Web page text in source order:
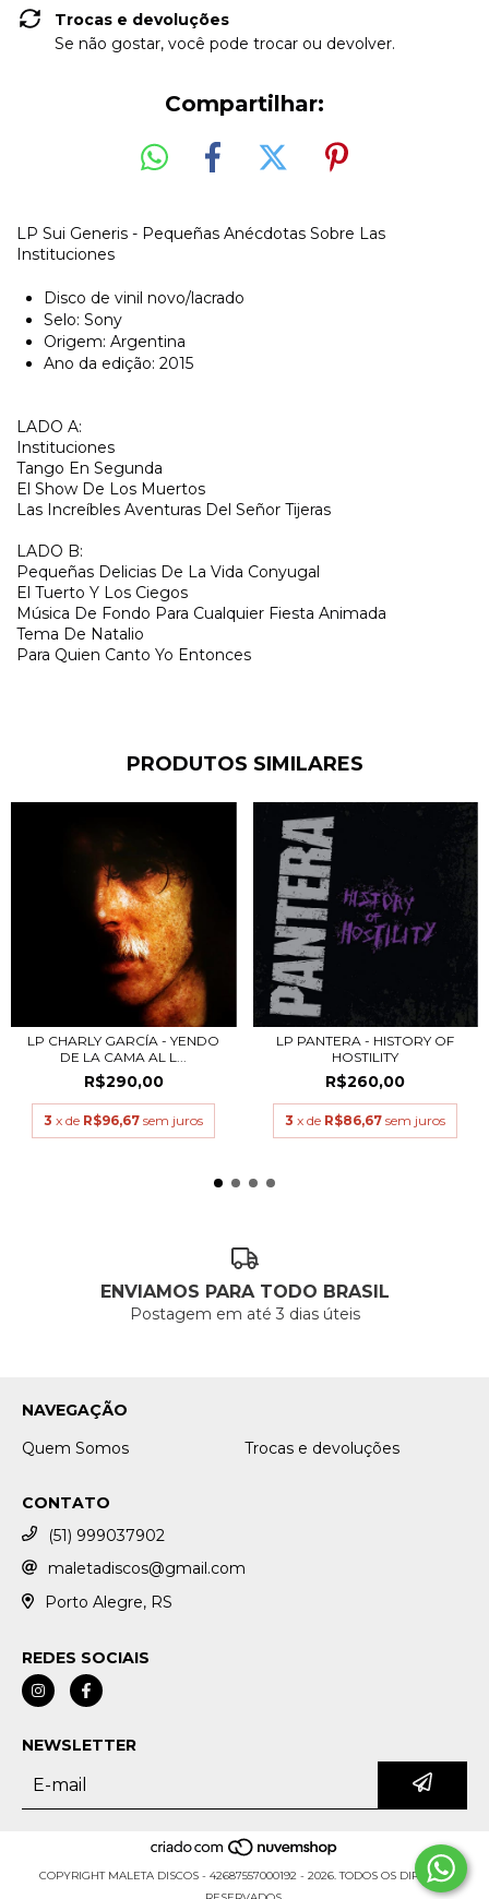
Trocas e devoluções
Se não gostar, você pode trocar ou devolver.
Compartilhar:
LP Sui Generis - Pequeñas Anécdotas Sobre Las
Instituciones
Disco de vinil novo/lacrado
Selo: Sony
Origem: Argentina
Ano da edição: 2015
LADO A:
Instituciones
Tango En Segunda
El Show De Los Muertos
Las Increíbles Aventuras Del Señor Tijeras
LADO B:
Pequeñas Delicias De La Vida Conyugal
El Tuerto Y Los Ciegos
Música De Fondo Para Cualquier Fiesta Animada
Tema De Natalio
Para Quien Canto Yo Entonces
PRODUTOS SIMILARES
LP CHARLY GARCÍA - YENDO
DE LA CAMA AL L...
R$290,00
3 x de R$96,67 sem juros
LP PANTERA - HISTORY OF
HOSTILITY
R$260,00
3 x de R$86,67 sem juros
ENVIAMOS PARA TODO BRASIL
Postagem em até 3 dias úteis
NAVEGAÇÃO
Quem Somos
Trocas e devoluções
CONTATO
(51) 999037902
maletadiscos@gmail.com
Porto Alegre, RS
REDES SOCIAIS
NEWSLETTER
COPYRIGHT MALETA DISCOS - 42687557000192 - 2026. TODOS OS DIREITOS